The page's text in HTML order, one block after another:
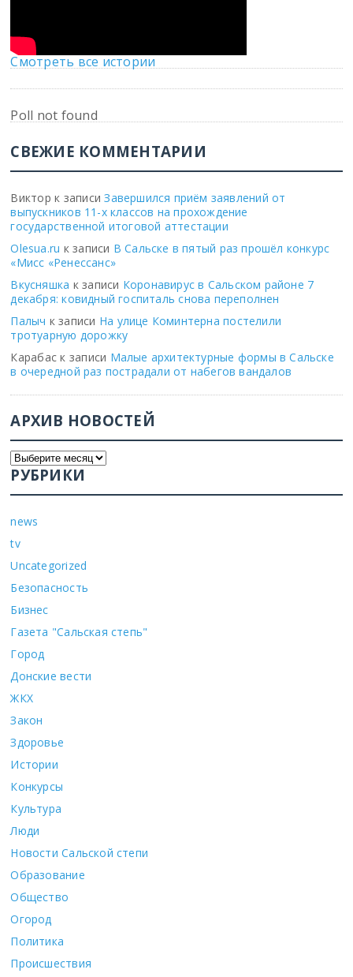
Смотреть все истории
Poll not found
СВЕЖИЕ КОММЕНТАРИИ
Виктор к записиЗавершился приём заявлений от
выпускников 11-х классов на прохождение
государственной итоговой аттестации
Olesua.ru к записи В Сальске в пятый раз прошёл конкурс
«Мисс «Ренессанс»
Вкусняшка к записи Коронавирус в Сальском районе 7
декабря: ковидный госпиталь снова переполнен
Палыч к записи На улице Коминтерна постелили
тротуарную дорожку
Карабас к записи Малые архитектурные формы в Сальске
в очередной раз пострадали от набегов вандалов
АРХИВ НОВОСТЕЙ
РУБРИКИ
news
tv
Uncategorized
Безопасность
Бизнес
Газета "Сальская степь"
Город
Донские вести
ЖКХ
Закон
Здоровье
Истории
Конкурсы
Культура
Люди
Новости Сальской степи
Образование
Общество
Огород
Политика
Происшествия